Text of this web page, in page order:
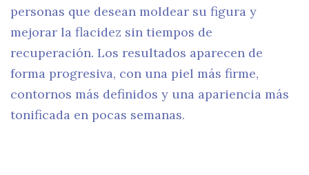
personas que desean moldear su figura y
mejorar la flacidez sin tiempos de
recuperación. Los resultados aparecen de
forma progresiva, con una piel más firme,
contornos más definidos y una apariencia más
tonificada en pocas semanas.